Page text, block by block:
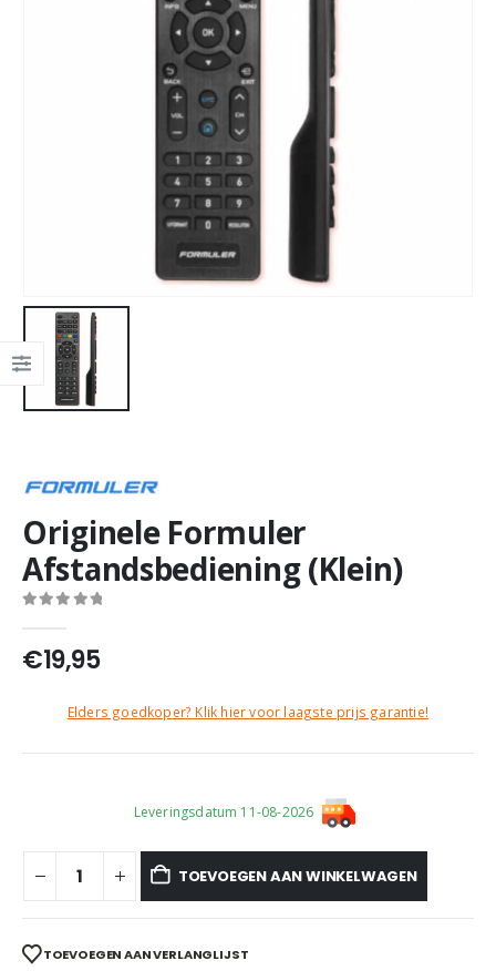
Originele Formuler
Afstandsbediening (Klein)
€19,95
Elders goedkoper? Klik hier voor laagste prijs garantie!
Leveringsdatum 11-08-2026
TOEVOEGEN AAN WINKELWAGEN
TOEVOEGEN AAN VERLANGLIJST